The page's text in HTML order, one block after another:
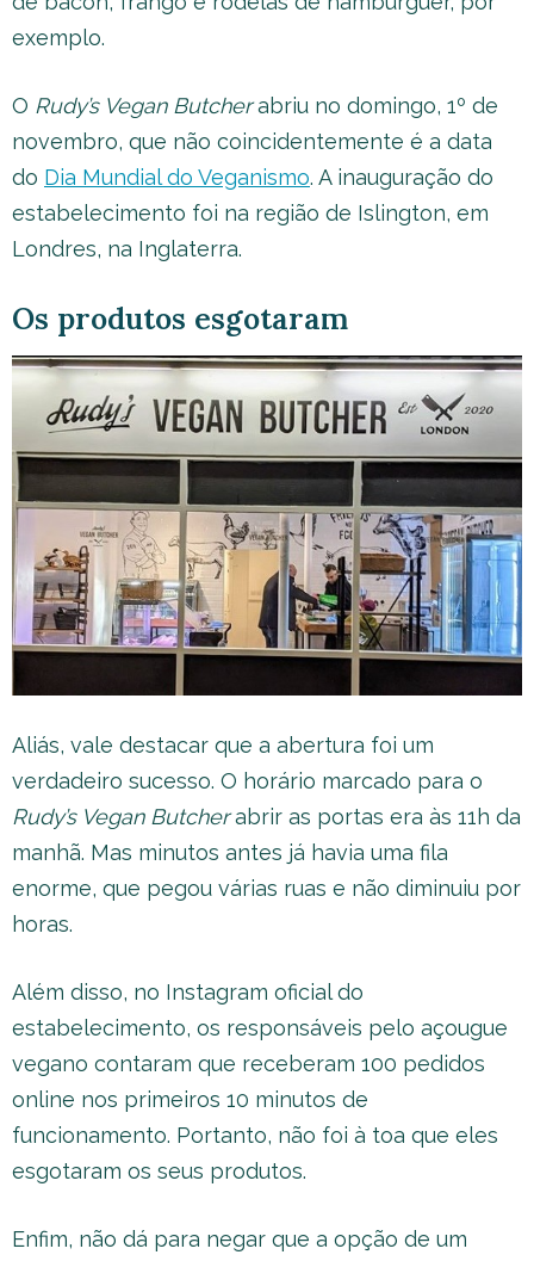
exemplo.
O Rudy’s Vegan Butcherabriu no domingo, 1º de
novembro, que não coincidentemente é a data
do Dia Mundial do Veganismo. A inauguração do
estabelecimento foi na região de Islington, em
Londres, na Inglaterra.
Os produtos esgotaram
Aliás, vale destacar que a abertura foi um
verdadeiro sucesso. O horário marcado para o
Rudy’s Vegan Butcherabrir as portas era às 11h da
manhã. Mas minutos antes já havia uma fila
enorme, que pegou várias ruas e não diminuiu por
horas.
Além disso, no Instagram oficial do
estabelecimento, os responsáveis pelo açougue
vegano contaram que receberam 100 pedidos
online nos primeiros 10 minutos de
funcionamento. Portanto, não foi à toa que eles
esgotaram os seus produtos.
Enfim, não dá para negar que a opção de um